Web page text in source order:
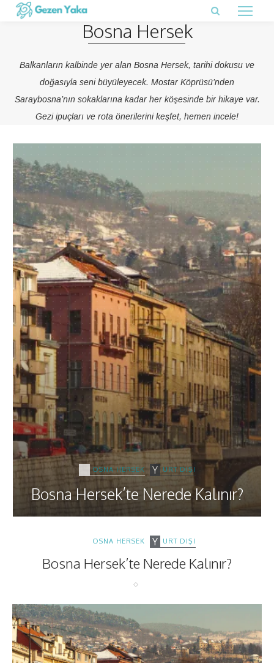
Bosna Hersek
Balkanların kalbinde yer alan Bosna Hersek, tarihi dokusu ve
doğasıyla seni büyüleyecek. Mostar Köprüsü’nden
Saraybosna’nın sokaklarına kadar her köşesinde bir hikaye var.
Gezi ipuçları ve rota önerilerini keşfet, hemen incele!
BOSNA HERSEK YURT DIŞI
Bosna Hersek’te Nerede Kalınır?
BOSNA HERSEK YURT DIŞI
Bosna Hersek’te Nerede Kalınır?